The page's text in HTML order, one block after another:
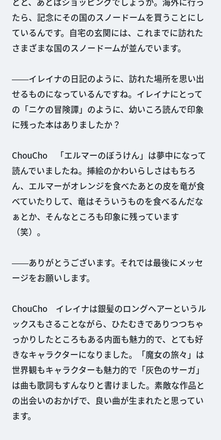
たら、記念にその国のスノードームを買うことにし
ているんです。自宅の玄関には、これまでに訪れた
さまざまな国のスノードームが並んでいます。
――イレイナの日記のように、訪れた場所を思い出
せるものになっているんですね。イレイナにとって
の「ニケの冒険譚」のように、幼いころ読んで印象
に残った本はありましたか？
ChouCho 「エルマーのぼうけん」は夢中になって
読んでいましたね。挿絵のかわいらしさはもちろ
ん、エルマーがオレンジを食べたあとの皮を竜が食
べていたりして、竜はそういうものを食べるんだな
ぁとか、そんなところも印象に残っています
（笑）。
――ありがとうございます。それでは最後にメッセ
ージをお願いします。
ChouCho イレイナは銀髪のロングヘアーというル
ックスもさることながら、ひたむきでありつつちゃ
っかりしたところもある内面も魅力的で、とても好
きなキャラクターになりました。「魔女の旅々」は
世界観もキャラクターも魅力的で「灰色のサーガ」
は曲も歌詞もすんなりと書けました。素敵な作品と
の出会いのおかげで、良い曲が生まれたと思ってい
ます。